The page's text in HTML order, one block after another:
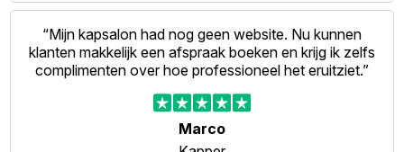
“Mijn kapsalon had nog geen website. Nu kunnen
klanten makkelijk een afspraak boeken en krijg ik zelfs
complimenten over hoe professioneel het eruitziet.”
Marco